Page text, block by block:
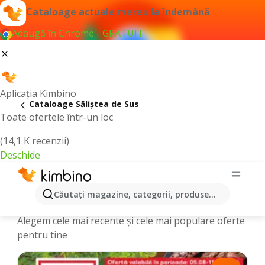
Cataloage actuale mereu la îndemână
Adaugă în Chrome - GRATUIT
Aplicația Kimbino
Toate ofertele într-un loc
(14,1 K recenzii)
Deschide
Căutaţi magazine, categorii, produse...
Cataloage Săliştea de Sus
Cataloage și Oferte online - Săliştea
Alegem cele mai recente şi cele mai populare oferte
pentru tine